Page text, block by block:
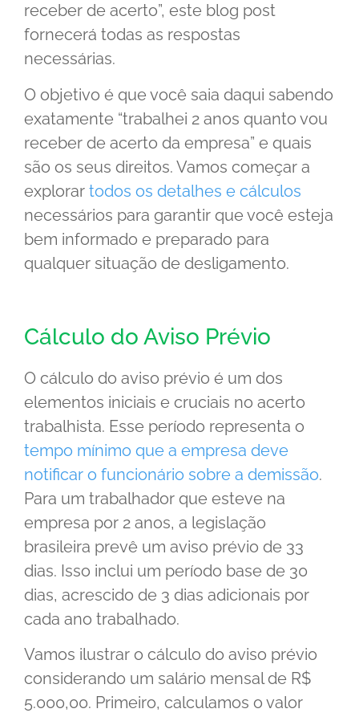
receber de acerto”, este blog post
fornecerá todas as respostas
necessárias.
O objetivo é que você saia daqui sabendo
exatamente “trabalhei 2 anos quanto vou
receber de acerto da empresa” e quais
são os seus direitos. Vamos começar a
explorar todos os detalhes e cálculos
necessários para garantir que você esteja
bem informado e preparado para
qualquer situação de desligamento.
Cálculo do Aviso Prévio
O cálculo do aviso prévio é um dos
elementos iniciais e cruciais no acerto
trabalhista. Esse período representa o
tempo mínimo que a empresa deve
notificar o funcionário sobre a demissão.
Para um trabalhador que esteve na
empresa por 2 anos, a legislação
brasileira prevê um aviso prévio de 33
dias. Isso inclui um período base de 30
dias, acrescido de 3 dias adicionais por
cada ano trabalhado.
Vamos ilustrar o cálculo do aviso prévio
considerando um salário mensal de R$
5.000,00. Primeiro, calculamos o valor